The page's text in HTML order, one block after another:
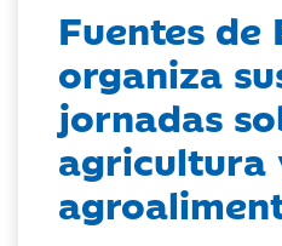
Fuentes de
organiza
jornadas
agricultura